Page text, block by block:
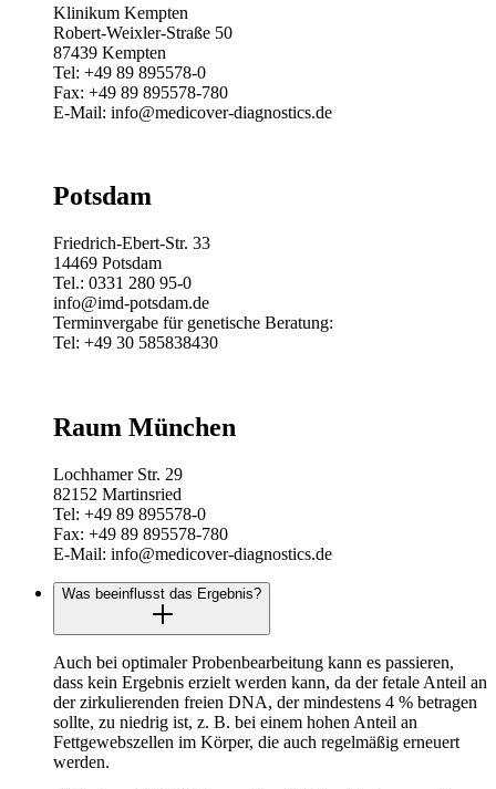
Klinikum Kempten
Robert-Weixler-Straße 50
87439 Kempten
Tel: +49 89 895578-0
Fax: +49 89 895578-780
E-Mail: info@medicover-diagnostics.de
Potsdam
Friedrich-Ebert-Str. 33
14469 Potsdam
Tel.: 0331 280 95-0
info@imd-potsdam.de
Terminvergabe für genetische Beratung:
Tel: +49 30 585838430
Raum München
Lochhamer Str. 29
82152 Martinsried
Tel: +49 89 895578-0
Fax: +49 89 895578-780
E-Mail: info@medicover-diagnostics.de
Was beeinflusst das Ergebnis?
Auch bei optimaler Probenbearbeitung kann es passieren,
dass kein Ergebnis erzielt werden kann, da der fetale Anteil an
der zirkulierenden freien DNA, der mindestens 4 % betragen
sollte, zu niedrig ist, z. B. bei einem hohen Anteil an
Fettgewebszellen im Körper, die auch regelmäßig erneuert
werden.